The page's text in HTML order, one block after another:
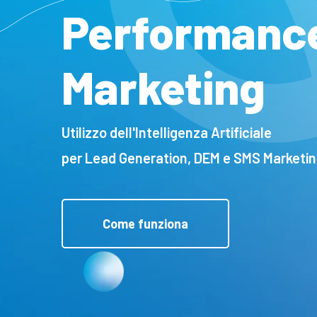
Marketing
Utilizzo dell'Intelligenza Artificiale
per Lead Generation, DEM e SMS
Come funziona